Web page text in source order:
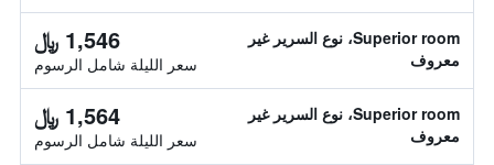
Superior room، نوع السرير غير
معروف
1,546 ﷼
سعر الليلة شامل الرسوم
Superior room، نوع السرير غير
معروف
1,564 ﷼
سعر الليلة شامل الرسوم